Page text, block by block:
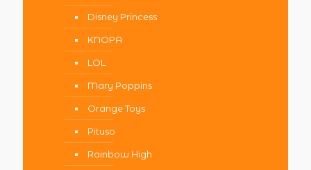
Disney Princess
KNOPA
LOL
Mary Poppins
Orange Toys
Pituso
Rainbow High